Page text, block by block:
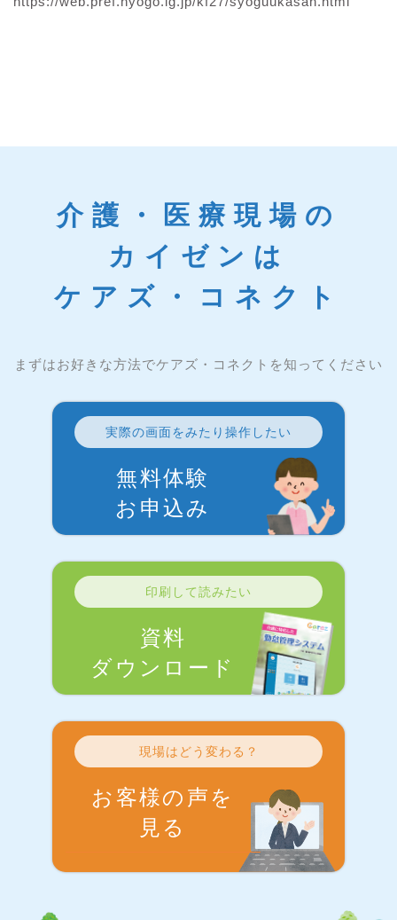
介護・医療現場の
カイゼンは
ケアズ・コネクト
まずはお好きな方法でケアズ・コネクトを知ってください
実際の画面をみたり操作したい
無料体験
お申込み
印刷して読みたい
資料
ダウンロード
現場はどう変わる？
お客様の声を
見る